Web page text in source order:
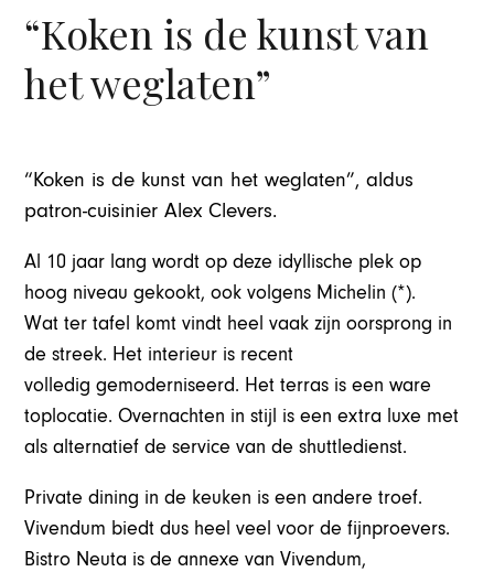
“Koken is de kunst van
het weglaten”
“Koken is de kunst van het weglaten”, aldus
patron-cuisinier Alex Clevers.
Al 10 jaar lang wordt op deze idyllische plek op
hoog niveau gekookt, ook volgens Michelin (*).
Wat ter tafel komt vindt heel vaak zijn oorsprong in
de streek. Het interieur is recent
volledig gemoderniseerd. Het terras is een ware
toplocatie. Overnachten in stijl is een extra luxe met
als alternatief de service van de shuttledienst.
Private dining in de keuken is een andere troef.
Vivendum biedt dus heel veel voor de fijnproevers.
Bistro Neuta is de annexe van Vivendum,